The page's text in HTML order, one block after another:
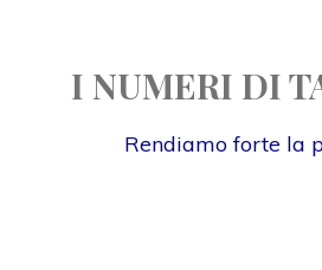
I NUMERI DI
Rendiamo forte la